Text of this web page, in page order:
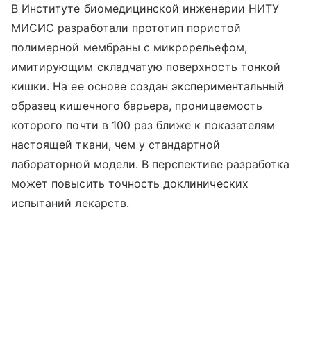
В Институте биомедицинской инженерии НИТУ
МИСИС разработали прототип пористой
полимерной мембраны с микрорельефом,
имитирующим складчатую поверхность тонкой
кишки. На ее основе создан экспериментальный
образец кишечного барьера, проницаемость
которого почти в 100 раз ближе к показателям
настоящей ткани, чем у стандартной
лабораторной модели. В перспективе разработка
может повысить точность доклинических
испытаний лекарств.